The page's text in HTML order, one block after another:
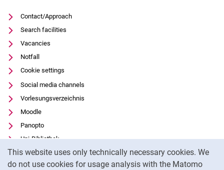
This website uses only technically necessary cookies. We
do not use cookies for usage analysis with the Matomo
Contact/Approach
Search facilities
Vacancies
Notfall
Cookie settings
Social media channels
Vorlesungsverzeichnis
Moodle
Panopto
Uni-Bibliothek
Data privacy
Accessibility